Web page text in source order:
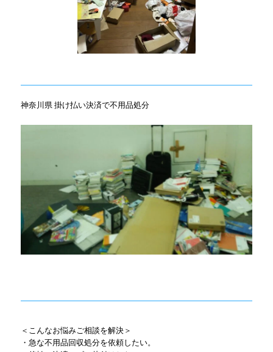
神奈川県 掛け払い決済で不用品処分
＜こんなお悩みご相談を解決＞
・急な不用品回収処分を依頼したい。